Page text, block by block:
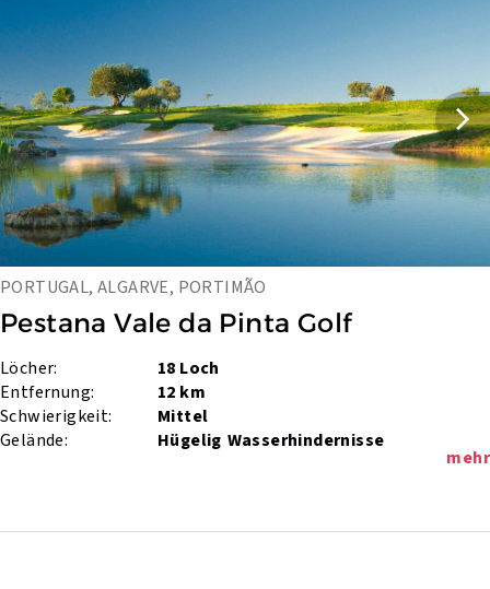
PORTUGAL, ALGARVE, PORTIMÃO
Pestana Vale da Pinta Golf
Löcher:
18 Loch
Entfernung:
12 km
Schwierigkeit:
Mittel
Gelände:
Hügelig Wasserhindernisse
mehr